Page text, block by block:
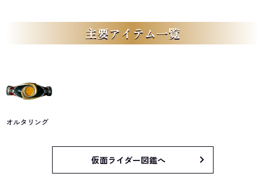
主要アイテム一覧
オルタリング
仮面ライダー図鑑へ